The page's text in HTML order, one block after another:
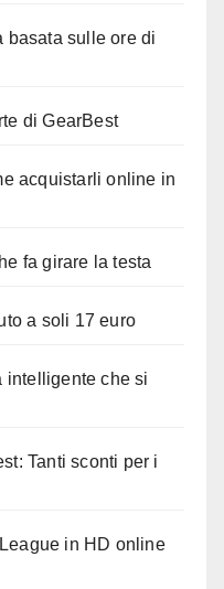
basata sulle ore di
di GearBest
acquistarli online in
fa girare la testa
a soli 17 euro
intelligente che si
Tanti sconti per i
in HD online